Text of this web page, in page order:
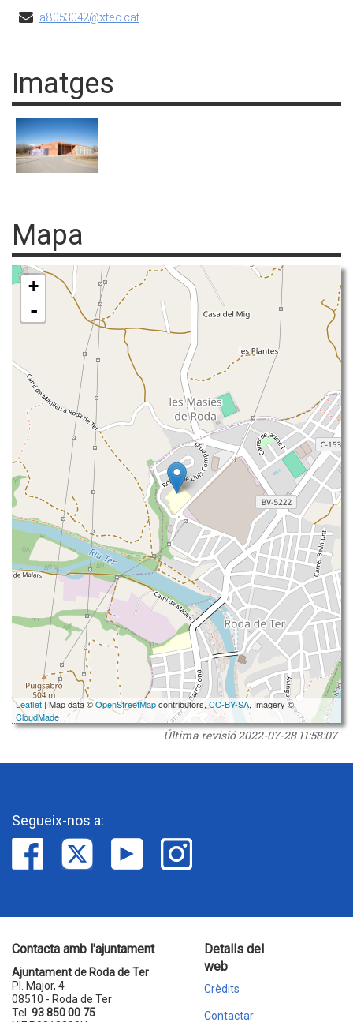
a8053042@xtec.cat
Imatges
Mapa
+
-
Leaflet | Map data ©OpenStreetMapcontributors, CC-BY-SA, Imagery ©
CloudMade
Última revisió2022-07-28 11:58:07
Segueix-nos a:
Contacta amb l'ajuntament
Ajuntament de Roda de Ter
Pl. Major, 4
08510 - Roda de Ter
Tel. 93 850 00 75
Detalls del
web
Crèdits
Contactar